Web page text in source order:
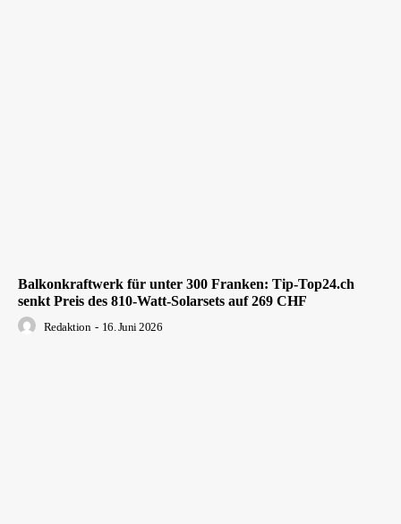
Balkonkraftwerk für unter 300 Franken: Tip-Top24.ch
senkt Preis des 810-Watt-Solarsets auf 269 CHF
Redaktion - 16. Juni 2026